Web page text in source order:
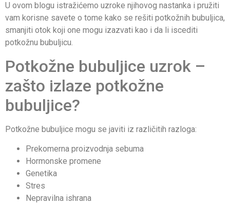
U ovom blogu istražićemo uzroke njihovog nastanka i pružiti
vam korisne savete o tome kako se rešiti potkožnih bubuljica,
smanjiti otok koji one mogu izazvati kao i da li iscediti
potkožnu bubuljicu.
Potkožne bubuljice uzrok –
zašto izlaze potkožne
bubuljice?
Potkožne bubuljice mogu se javiti iz različitih razloga:
Prekomerna proizvodnja sebuma
Hormonske promene
Genetika
Stres
Nepravilna ishrana